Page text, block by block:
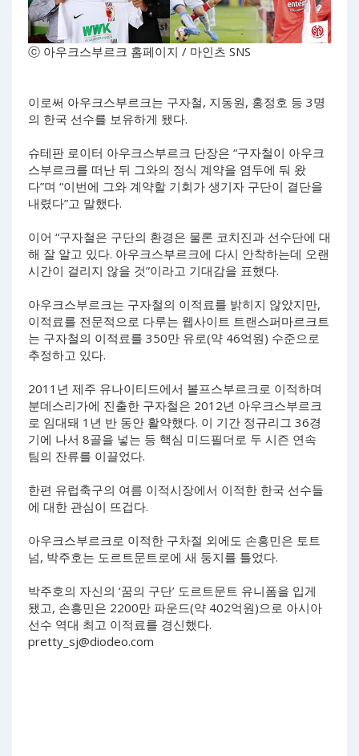
ⓒ 아우크스부르크 홈페이지 / 마인츠 SNS
이로써 아우크스부르크는 구자철, 지동원, 홍정호 등 3명
의 한국 선수를 보유하게 됐다.
슈테판 로이터 아우크스부르크 단장은 “구자철이 아우크
스부르크를 떠난 뒤 그와의 정식 계약을 염두에 둬 왔
다”며 “이번에 그와 계약할 기회가 생기자 구단이 결단을
내렸다”고 말했다.
이어 “구자철은 구단의 환경은 물론 코치진과 선수단에 대
해 잘 알고 있다. 아우크스부르크에 다시 안착하는데 오랜
시간이 걸리지 않을 것”이라고 기대감을 표했다.
아우크스부르크는 구자철의 이적료를 밝히지 않았지만,
이적료를 전문적으로 다루는 웹사이트 트랜스퍼마르크트
는 구자철의 이적료를 350만 유로(약 46억원) 수준으로
추정하고 있다.
2011년 제주 유나이티드에서 볼프스부르크로 이적하며
분데스리가에 진출한 구자철은 2012년 아우크스부르크
로 임대돼 1년 반 동안 활약했다. 이 기간 정규리그 36경
기에 나서 8골을 넣는 등 핵심 미드필더로 두 시즌 연속
팀의 잔류를 이끌었다.
한편 유럽축구의 여름 이적시장에서 이적한 한국 선수들
에 대한 관심이 뜨겁다.
아우크스부르크로 이적한 구차절 외에도 손흥민은 토트
넘, 박주호는 도르트문트로에 새 둥지를 틀었다.
박주호의 자신의 ‘꿈의 구단’ 도르트문트 유니폼을 입게
됐고, 손흥민은 2200만 파운드(약 402억원)으로 아시아
선수 역대 최고 이적료를 경신했다.
pretty_sj@diodeo.com